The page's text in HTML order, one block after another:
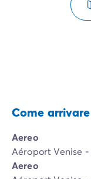
Come arrivare
Aereo
Aéroport Venise
Aereo